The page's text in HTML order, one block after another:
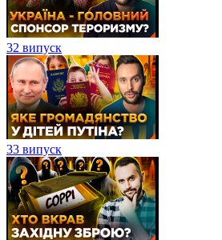
32 випуск
33 випуск